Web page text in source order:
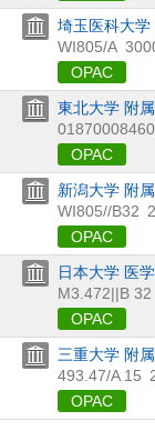
埼玉医科大
WI805/A
OPAC
東北大学 附
01870008460
OPAC
新潟大学 附
WI805//B32
OPAC
日本大学 医
M3.472||B 32
OPAC
三重大学 附
493.47/A 15
OPAC